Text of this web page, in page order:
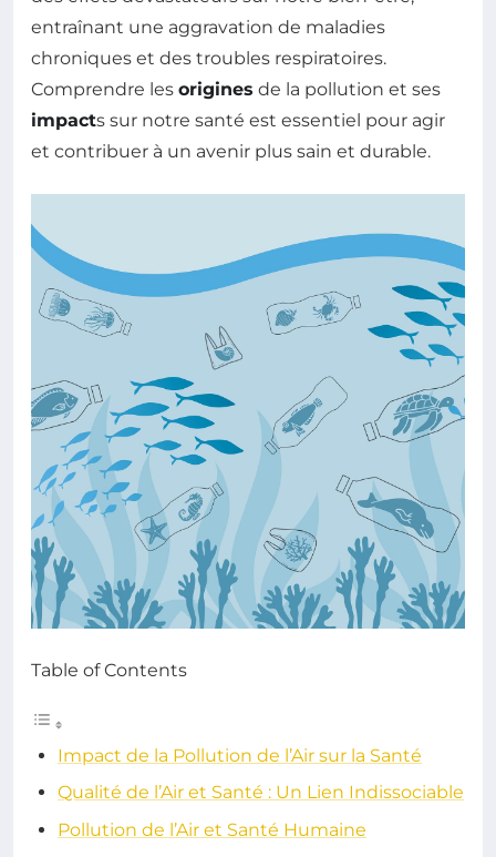
entraînant une aggravation de maladies
chroniques et des troubles respiratoires.
Comprendre les origines de la pollution et ses
impacts sur notre santé est essentiel pour agir
et contribuer à un avenir plus sain et durable.
Table of Contents
Impact de la Pollution de l’Air sur la Santé
Qualité de l’Air et Santé : Un Lien Indissociable
Pollution de l’Air et Santé Humaine